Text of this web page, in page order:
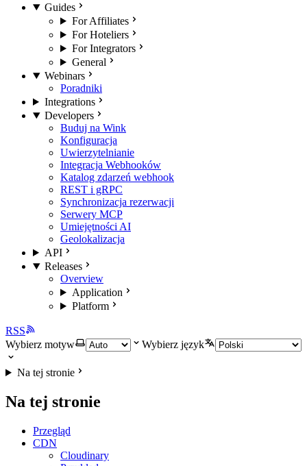
Guides
For Affiliates
For Hoteliers
For Integrators
General
Webinars
Poradniki
Integrations
Developers
Buduj na Wink
Konfiguracja
Uwierzytelnianie
Integracja Webhooków
Katalog zdarzeń webhook
REST i gRPC
Synchronizacja rezerwacji
Serwery MCP
Umiejętności AI
Geolokalizacja
API
Releases
Overview
Application
Platform
RSS
Wybierz motyw
Wybierz język
Na tej stronie
Na tej stronie
Przegląd
CDN
Cloudinary